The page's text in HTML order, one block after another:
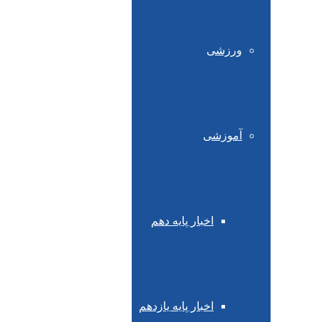
ورزشی
آموزشی
اخبار پایه دهم
اخبار پایه یازدهم